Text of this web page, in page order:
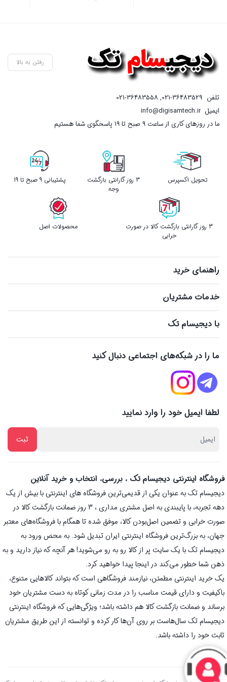
رفتن به بالا
تلفن 021-36483529
,
021-36483558
ایمیلinfo@digisamtech.ir
ما در روزهای کاری از ساعت ۹ صبح تا ۱۹ پاسخگوی شما هستیم
تحویل اکسپرس
3 روز گارانتی بازگشت
وجه
پشتیبانی 9 صبح تا 19
3 روز گارانتی بازگشت کالا در صورت
خرابی
محصولات اصل
راهنمای خرید
خدمات مشتریان
با دیجیسام تک
ما را در شبکه‌های اجتماعی دنبال کنید
لطفا ایمیل خود را وارد نمایید
فروشگاه اینترنتی دیجیسام تک ، بررسی، انتخاب و خرید آنلاین
دیجیسام تک به عنوان یکی از قدیمی‌ترین فروشگاه های اینترنتی با بیش از یک
دهه تجربه، با پایبندی به اصل مشتری مداری ، 3 روز ضمانت بازگشت کالا در
صورت خرابی و تضمین اصل‌بودن کالا، موفق شده تا همگام با فروشگاه‌های معتبر
جهان، به بزرگ‌ترین فروشگاه اینترنتی ایران تبدیل شود. به محض ورود به
دیجیسام تک با یک سایت پر از کالا رو به رو می‌شوید! هر آنچه که نیاز دارید و به
ذهن شما خطور می‌کند در اینجا پیدا خواهید کرد.
یک خرید اینترنتی مطمئن، نیازمند فروشگاهی است که بتواند کالاهایی متنوع،
باکیفیت و دارای قیمت مناسب را در مدت زمانی کوتاه به دست مشتریان خود
برساند و ضمانت بازگشت کالا هم داشته باشد؛ ویژگی‌هایی که فروشگاه اینترنتی
دیجیسام تک سال‌هاست بر روی آن‌ها کار کرده و توانسته از این طریق مشتریان
ثابت خود را داشته باشد.